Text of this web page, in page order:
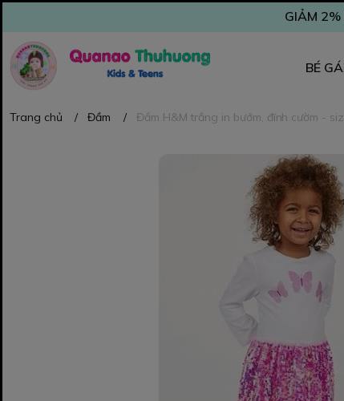
GIẢM
BÉ
Trang chủ / Đầm / Đầm H&M trắng in bướm, đính cườm -